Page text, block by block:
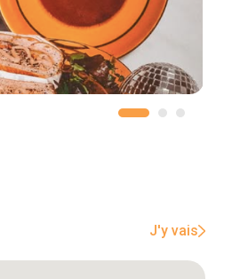
J'y vais